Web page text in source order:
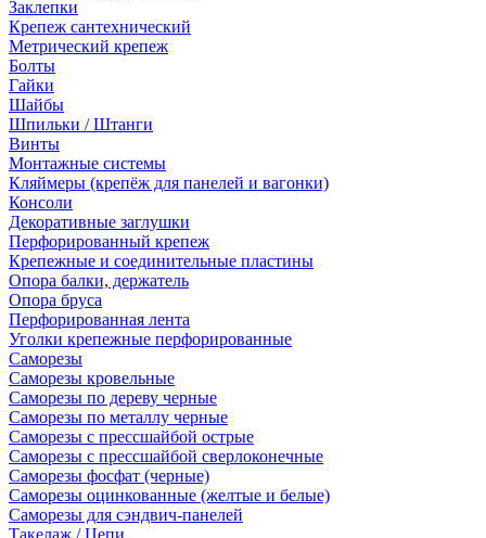
Заклепки
Крепеж сантехнический
Метрический крепеж
Болты
Гайки
Шайбы
Шпильки / Штанги
Винты
Монтажные системы
Кляймеры (крепёж для панелей и вагонки)
Консоли
Декоративные заглушки
Перфорированный крепеж
Крепежные и соединительные пластины
Опора балки, держатель
Опора бруса
Перфорированная лента
Уголки крепежные перфорированные
Саморезы
Саморезы кровельные
Саморезы по дереву черные
Саморезы по металлу черные
Саморезы с прессшайбой острые
Саморезы с прессшайбой сверлоконечные
Саморезы фосфат (черные)
Саморезы оцинкованные (желтые и белые)
Саморезы для сэндвич-панелей
Такелаж / Цепи